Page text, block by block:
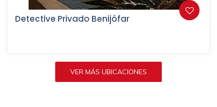
Detective Privado Benijófar
VER MÁS UBICACIONES